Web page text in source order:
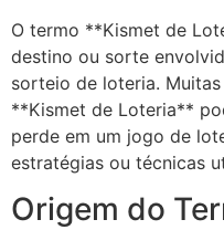
O termo **Kismet de
destino ou sorte
sorteio de loteria.
**Kismet de Loteria**
perde em um jogo de
estratégias ou técnicas
Origem do